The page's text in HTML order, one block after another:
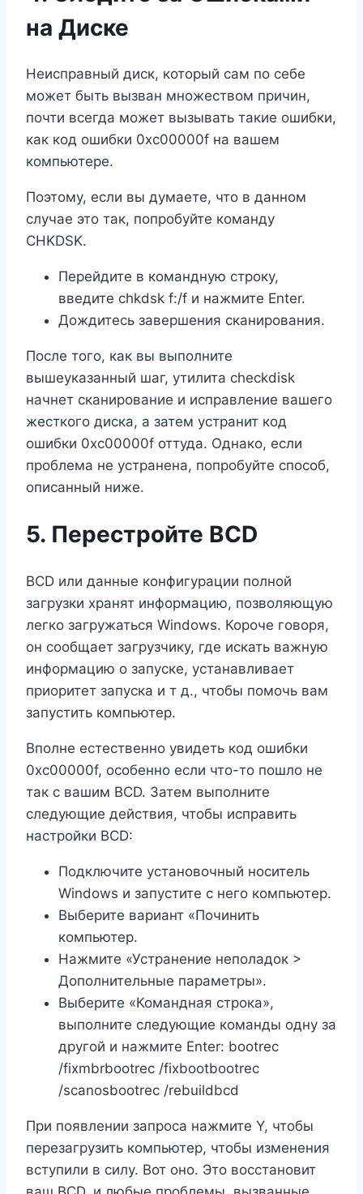
на Диске
Неисправный диск, который сам по себе
может быть вызван множеством причин,
почти всегда может вызывать такие ошибки,
как код ошибки 0xc00000f на вашем
компьютере.
Поэтому, если вы думаете, что в данном
случае это так, попробуйте команду
CHKDSK.
Перейдите в командную строку,
введите chkdsk f:/f и нажмите Enter.
Дождитесь завершения сканирования.
После того, как вы выполните
вышеуказанный шаг, утилита checkdisk
начнет сканирование и исправление вашего
жесткого диска, а затем устранит код
ошибки 0xc00000f оттуда. Однако, если
проблема не устранена, попробуйте способ,
описанный ниже.
5. Перестройте BCD
BCD или данные конфигурации полной
загрузки хранят информацию, позволяющую
легко загружаться Windows. Короче говоря,
он сообщает загрузчику, где искать важную
информацию о запуске, устанавливает
приоритет запуска и т д., чтобы помочь вам
запустить компьютер.
Вполне естественно увидеть код ошибки
0xc00000f, особенно если что-то пошло не
так с вашим BCD. Затем выполните
следующие действия, чтобы исправить
настройки BCD:
Подключите установочный носитель
Windows и запустите с него компьютер.
Выберите вариант «Починить
компьютер.
Нажмите «Устранение неполадок >
Дополнительные параметры».
Выберите «Командная строка»,
выполните следующие команды одну за
другой и нажмите Enter: bootrec
/fixmbrbootrec /fixbootbootrec
/scanosbootrec /rebuildbcd
При появлении запроса нажмите Y, чтобы
перезагрузить компьютер, чтобы изменения
вступили в силу. Вот оно. Это восстановит